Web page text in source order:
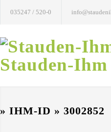
035247 / 520-0
Stauden-Ihm
» IHM-ID » 3002852